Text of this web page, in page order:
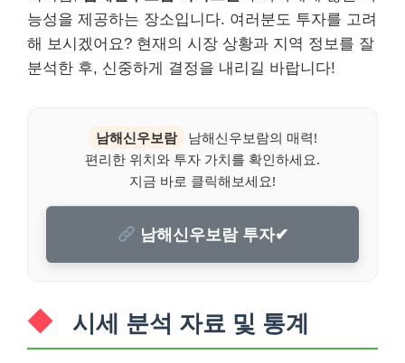
능성을 제공하는 장소입니다. 여러분도 투자를 고려
해 보시겠어요? 현재의 시장 상황과 지역 정보를 잘
분석한 후, 신중하게 결정을 내리길 바랍니다!
남해신우보람
남해신우보람의 매력!
편리한 위치와 투자 가치를 확인하세요.
지금 바로 클릭해보세요!
남해신우보람 투자✔
시세 분석 자료 및 통계